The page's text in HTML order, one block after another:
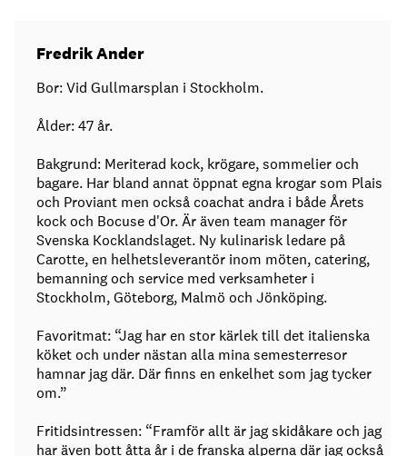
Fredrik Ander
Bor: Vid Gullmarsplan i Stockholm.
Ålder: 47 år.
Bakgrund: Meriterad kock, krögare, sommelier och
bagare. Har bland annat öppnat egna krogar som Plais
och Proviant men också coachat andra i både Årets
kock och Bocuse d'Or. Är även team manager för
Svenska Kocklandslaget. Ny kulinarisk ledare på
Carotte, en helhetsleverantör inom möten, catering,
bemanning och service med verksamheter i
Stockholm, Göteborg, Malmö och Jönköping.
Favoritmat: “Jag har en stor kärlek till det italienska
köket och under nästan alla mina semesterresor
hamnar jag där. Där finns en enkelhet som jag tycker
om.”
Fritidsintressen: “Framför allt är jag skidåkare och jag
har även bott åtta år i de franska alperna där jag också